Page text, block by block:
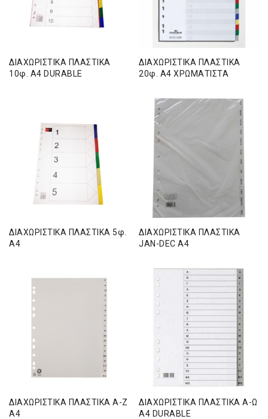
ΔΙΑΧΩΡΙΣΤΙΚΑ ΠΛΑΣΤΙΚΑ
10φ. Α4 DURABLE
ΔΙΑΧΩΡΙΣΤΙΚΑ ΠΛΑΣΤΙΚΑ
20φ. Α4 ΧΡΩΜΑΤΙΣΤΑ
ΔΙΑΧΩΡΙΣΤΙΚΑ ΠΛΑΣΤΙΚΑ 5φ.
Α4
ΔΙΑΧΩΡΙΣΤΙΚΑ ΠΛΑΣΤΙΚΑ
JAN-DEC Α4
ΔΙΑΧΩΡΙΣΤΙΚΑ ΠΛΑΣΤΙΚΑ Α-Ζ
Α4
ΔΙΑΧΩΡΙΣΤΙΚΑ ΠΛΑΣΤΙΚΑ Α-Ω
Α4 DURABLE